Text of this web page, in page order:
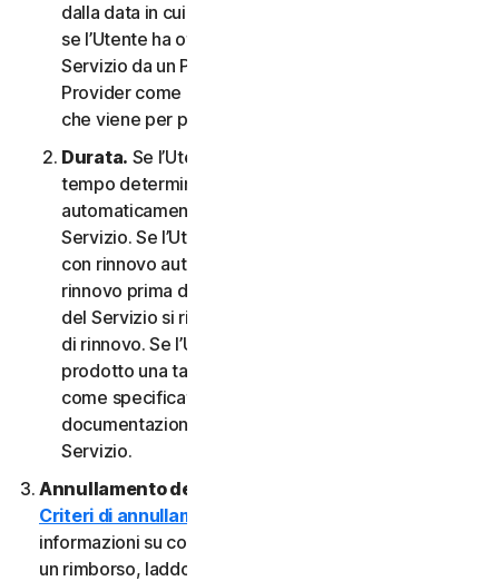
dalla data in cui è stato completato l’acquisto; o (d)
se l’Utente ha ottenuto il diritto di utilizzare il
Servizio da un Provider, dalla data stabilita da tale
Provider come applicabile, qualunque sia la data
che viene per prima.
Durata. Se l’Utente dispone di un abbonamento a
tempo determinato, il Servizio terminerà
automaticamente al termine del Periodo del
Servizio. Se l’Utente dispone di un abbonamento
con rinnovo automatico, a meno che non annulli il
rinnovo prima della data di fatturazione, il Periodo
del Servizio si rinnoverà automaticamente alla data
di rinnovo. Se l’Utente dispone di un servizio o di un
prodotto una tantum, il Periodo del servizio durerà
come specificato nella Documentazione o nella
documentazione applicabile dal Provider del
Servizio.
Annullamento del Servizio.
Criteri di annullamento e di rimborso
informazioni su come annullare il contratto e ottenere
un rimborso, laddove applicabile. In caso di